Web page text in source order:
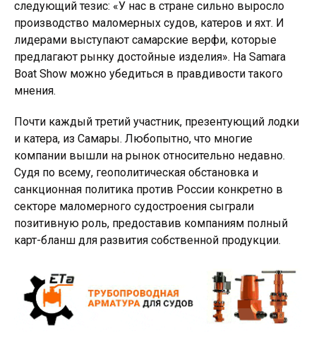
следующий тезис: «У нас в стране сильно выросло
производство маломерных судов, катеров и яхт. И
лидерами выступают самарские верфи, которые
предлагают рынку достойные изделия». На Samara
Boat Show можно убедиться в правдивости такого
мнения.
Почти каждый третий участник, презентующий лодки
и катера, из Самары. Любопытно, что многие
компании вышли на рынок относительно недавно.
Судя по всему, геополитическая обстановка и
санкционная политика против России конкретно в
секторе маломерного судостроения сыграли
позитивную роль, предоставив компаниям полный
карт-бланш для развития собственной продукции.